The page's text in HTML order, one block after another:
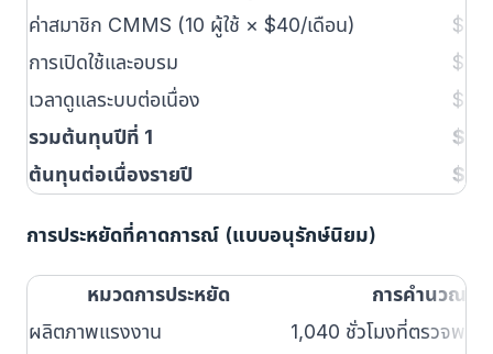
ค่าสมาชิก CMMS (10 ผู้ใช้ × $40/เดือน)
การเปิดใช้และอบรม
เวลาดูแลระบบต่อเนื่อง
รวมต้นทุนปีที่ 1
ต้นทุนต่อเนื่องรายปี
การประหยัดที่คาดการณ์ (แบบอนุรักษ์นิยม)
หมวดการประหยัด
การคำนวณ
ผลิตภาพแรงงาน
1,040 ชั่วโมงที่ตรวจพบ